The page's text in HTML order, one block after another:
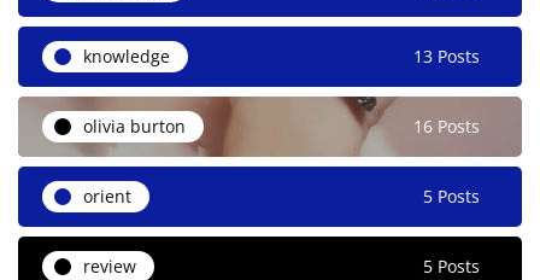
knowledge 13 Posts
olivia burton 16 Posts
orient 5 Posts
review 5 Posts